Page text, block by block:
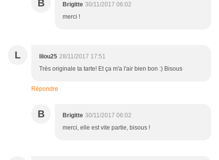
B Brigitte 30/11/2017 06:02
merci !
L lilou25 28/11/2017 17:51
Très originale ta tarte! Et ça m'a l'air bien bon :) Bisous
Répondre
B Brigitte 30/11/2017 06:02
merci, elle est vite partie, bisous !